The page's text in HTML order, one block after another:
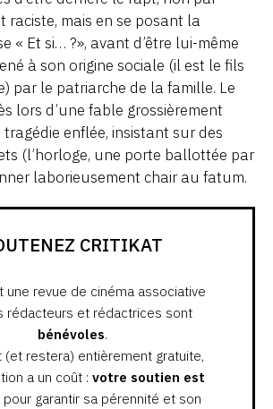
raciste, mais en se posant la
« Et si… ?», avant d’être lui-même
à son origine sociale (il est le fils
par le patriarche de la famille. Le
lors d’une fable grossièrement
enflée, insistant sur des
(l’horloge, une porte ballottée par
laborieusement chair au fatum.
CRITIKAT
une revue de cinéma associative
rédacteurs et rédactrices sont
bénévoles.
(et restera) entièrement gratuite,
a un coût : votre soutien est
pour garantir sa pérennité et son